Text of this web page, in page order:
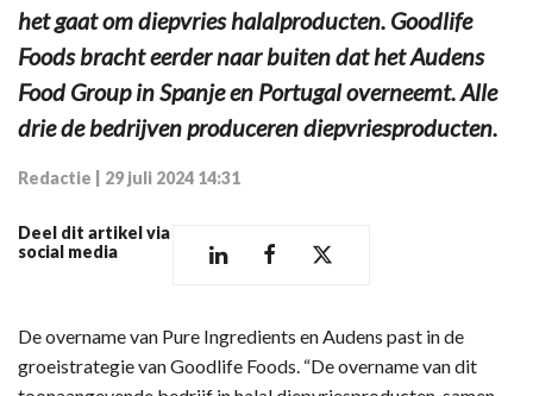
het gaat om diepvries halalproducten. Goodlife
Foods bracht eerder naar buiten dat het Audens
Food Group in Spanje en Portugal overneemt. Alle
drie de bedrijven produceren diepvriesproducten.
Redactie 29 juli 2024 14:31
Deel dit artikel via
social media
De overname van Pure Ingredients en Audens past in de
groeistrategie van Goodlife Foods. “De overname van dit